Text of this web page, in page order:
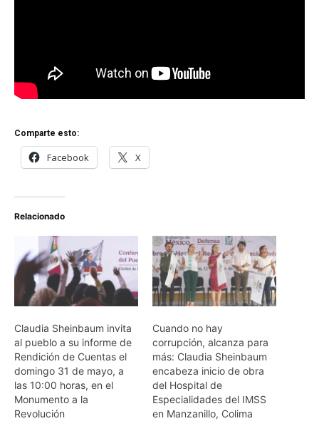
Comparte esto:
Facebook X
Relacionado
Claudia Sheinbaum invita
al pueblo a su informe de
Rendición de Cuentas el
domingo 31 de mayo, a
las 10:00 horas, en el
Monumento a la
Revolución
Cuando no hay
corrupción, alcanza para
más: Claudia Sheinbaum
encabeza inicio de obra
del Hospital de
Especialidades del IMSS
en Manzanillo, Colima